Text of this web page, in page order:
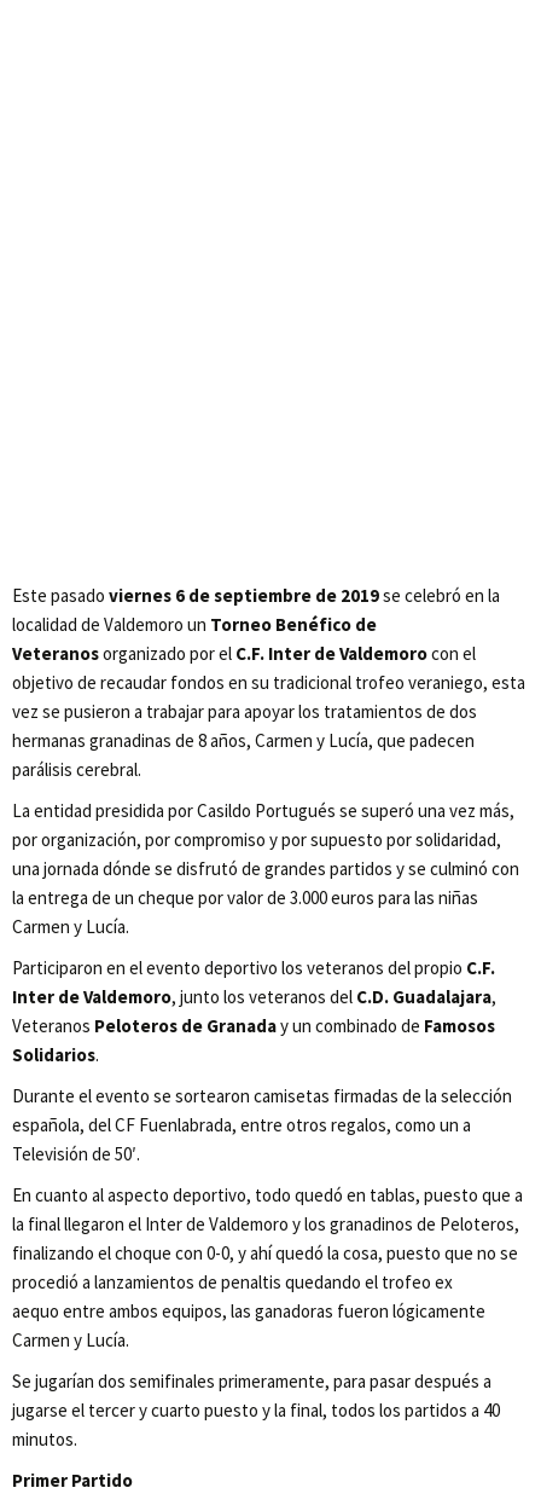
Este pasado viernes 6 de septiembre de 2019se celebró en la
localidad de Valdemoro un Torneo Benéfico de
Veteranosorganizado por el C.F. Inter de Valdemorocon el
objetivo de recaudar fondos en su tradicional trofeo veraniego, esta
vez se pusieron a trabajar para apoyar los tratamientos de dos
hermanas granadinas de 8 años, Carmen y Lucía, que padecen
parálisis cerebral.
La entidad presidida por Casildo Portugués se superó una vez más,
por organización, por compromiso y por supuesto por solidaridad,
una jornada dónde se disfrutó de grandes partidos y se culminó con
la entrega de un cheque por valor de 3.000 euros para las niñas
Carmen y Lucía.
Participaron en el evento deportivo los veteranos del propio C.F.
Inter de Valdemoro, junto los veteranos del C.D. Guadalajara,
Veteranos Peloteros de Granaday un combinado de Famosos
Solidarios.
Durante el evento se sortearon camisetas firmadas de la selección
española, del CF Fuenlabrada, entre otros regalos, como un a
Televisión de 50′.
En cuanto al aspecto deportivo, todo quedó en tablas, puesto que a
la final llegaron el Inter de Valdemoro y los granadinos de Peloteros,
finalizando el choque con 0-0, y ahí quedó la cosa, puesto que no se
procedió a lanzamientos de penaltis quedando el trofeo ex
aequo entre ambos equipos, las ganadoras fueron lógicamente
Carmen y Lucía.
Se jugarían dos semifinales primeramente, para pasar después a
jugarse el tercer y cuarto puesto y la final, todos los partidos a 40
minutos.
Primer Partido